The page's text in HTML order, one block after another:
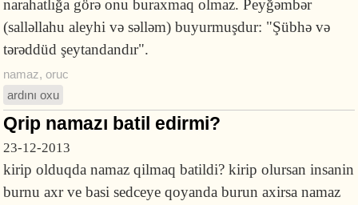
narahatlığa görə onu buraxmaq olmaz. Peyğəmbər
(salləllahu aleyhi və səlləm) buyurmuşdur: "Şübhə və
tərəddüd şeytandandır".
namaz,oruc
ardını oxu
Qrip namazı batil edirmi?
23-12-2013
kirip olduqda namaz qilmaq batildi? kirip olursan insanin
burnu axr ve basi sedceye qoyanda burun axirsa namaz